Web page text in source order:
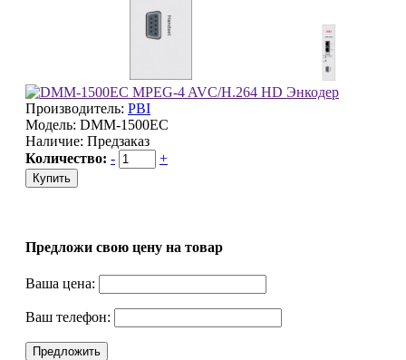
Производитель: PBI
Модель: DMM-1500EC
Наличие: Предзаказ
Количество: - +
Предложи свою цену на товар
Ваша цена:
Ваш телефон: